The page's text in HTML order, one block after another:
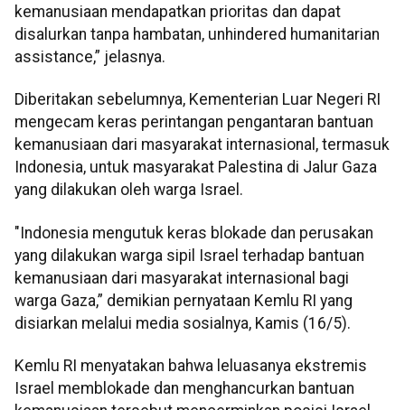
kemanusiaan mendapatkan prioritas dan dapat
disalurkan tanpa hambatan, unhindered humanitarian
assistance,” jelasnya.
Diberitakan sebelumnya, Kementerian Luar Negeri RI
mengecam keras perintangan pengantaran bantuan
kemanusiaan dari masyarakat internasional, termasuk
Indonesia, untuk masyarakat Palestina di Jalur Gaza
yang dilakukan oleh warga Israel.
"Indonesia mengutuk keras blokade dan perusakan
yang dilakukan warga sipil Israel terhadap bantuan
kemanusiaan dari masyarakat internasional bagi
warga Gaza,” demikian pernyataan Kemlu RI yang
disiarkan melalui media sosialnya, Kamis (16/5).
Kemlu RI menyatakan bahwa leluasanya ekstremis
Israel memblokade dan menghancurkan bantuan